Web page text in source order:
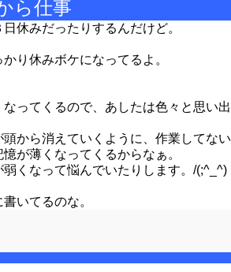
ら仕事
休みだったりするんだけど。
り休みボケになってるよ。
ってくるので、あしたは色々と思い出
から消えていくように、作業してない
が薄くなってくるからなぁ。
くなって悩んでいたりします。/(;^_^)
いてるのな。